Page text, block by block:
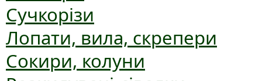
Сучкорізи
Лопати, вила, скрепери
Сокири, колуни